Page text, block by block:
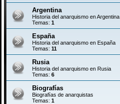
Argentina
Historia del anarquismo en Argentina
Temas: 1
España
Historia del anarquismo en España
Temas: 11
Rusia
Historia del anarquismo en Rusia
Temas: 6
Biografías
Biografías de anarquistas
Temas: 1